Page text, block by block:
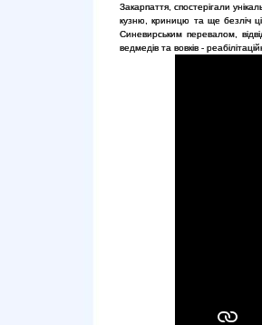
Закарпаття, спостерігали
кузню, криницю та ще безліч
Синевирським перевалом,
ведмедів та вовків -